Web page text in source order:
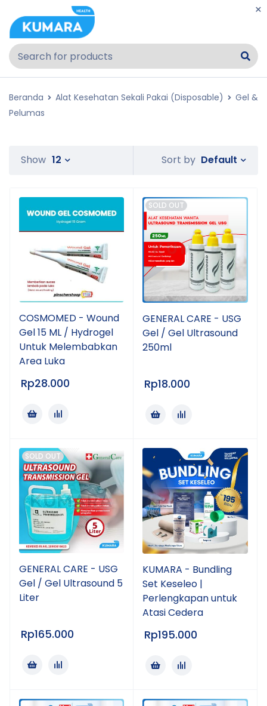
Beranda Alat Kesehatan Sekali Pakai (Disposable)
Gel &
Pelumas
Sort by Default
Show 12
COSMOMED - Wound
Gel 15 ML / Hydrogel
Untuk Melembabkan
Area Luka
Rp28.000
SOLD OUT
GENERAL CARE - USG
Gel / Gel Ultrasound
250ml
Rp18.000
SOLD OUT
GENERAL CARE - USG
Gel / Gel Ultrasound 5
Liter
Rp165.000
KUMARA - Bundling
Set Keseleo |
Perlengkapan untuk
Atasi Cedera
Rp195.000